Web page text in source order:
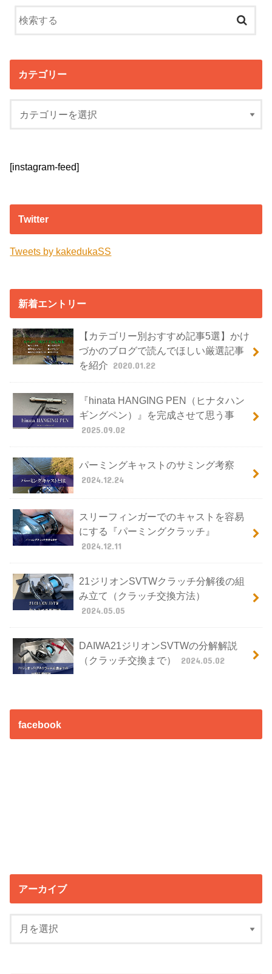
カテゴリー
[instagram-feed]
Twitter
Tweets by kakedukaSS
新着エントリー
【カテゴリー別おすすめ記事5選】かけ
づかのブログで読んでほしい厳選記事
を紹介 2020.01.22
『hinata HANGING PEN（ヒナタハン
ギングペン）』を完成させて思う事
2025.09.02
パーミングキャストのサミング考察
2024.12.24
スリーフィンガーでのキャストを容易
にする『パーミングクラッチ』
2024.12.11
21ジリオンSVTWクラッチ分解後の組
み立て（クラッチ交換方法）
2024.05.05
DAIWA21ジリオンSVTWの分解解説
（クラッチ交換まで）
2024.05.02
facebook
アーカイブ